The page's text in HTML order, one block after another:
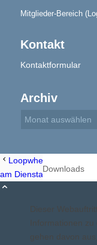
Downloads
Mitglieder-Bereich
Kontakt
Kontaktformular
Archiv
Loopwheels:
am Dienstag 14.05.2013
Dieser
Informationen
gehen davon